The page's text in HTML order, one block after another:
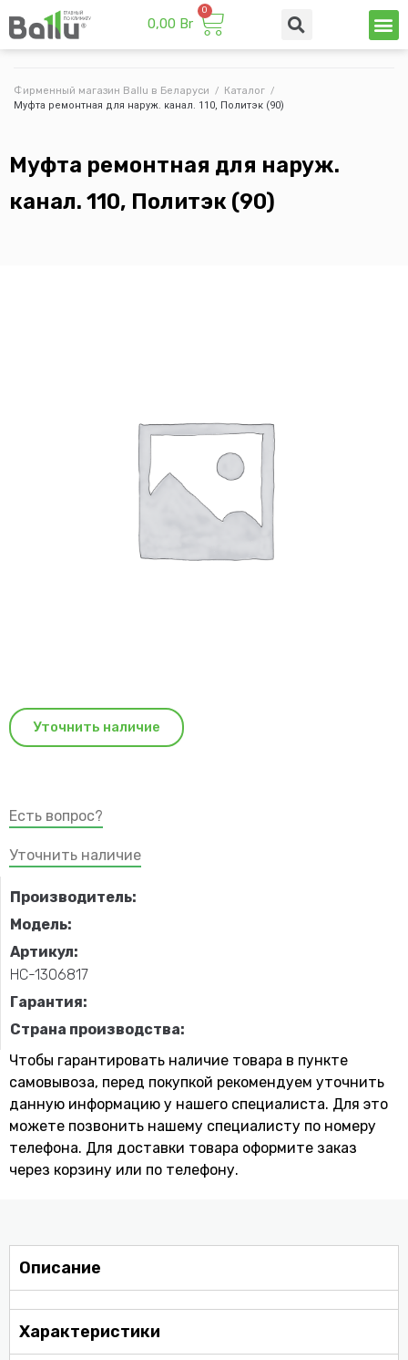
0,00 Br
Фирменный магазин Ballu в Беларуси / Каталог /
Муфта ремонтная для наруж. канал. 110, Политэк (90)
Муфта ремонтная для наруж.
канал. 110, Политэк (90)
Уточнить наличие
Есть вопрос?
Уточнить наличие
Производитель:
Модель:
Артикул:
НС-1306817
Гарантия:
Страна производства:
Чтобы гарантировать наличие товара в пункте
самовывоза, перед покупкой рекомендуем уточнить
данную информацию у нашего специалиста. Для это
можете позвонить нашему специaлисту по номеру
телефона. Для доставки товара оформите заказ
через корзину или по телефону.
Описание
Характеристики